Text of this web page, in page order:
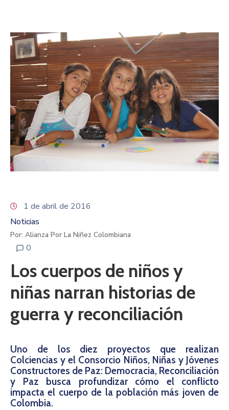
1 de abril de 2016
Noticias
Por: Alianza Por La Niñez Colombiana
0
Los cuerpos de niños y
niñas narran historias de
guerra y reconciliación
Uno de los diez proyectos que realizan
Colciencias y el Consorcio Niños, Niñas y Jóvenes
Constructores de Paz: Democracia, Reconciliación
y Paz busca profundizar cómo el conflicto
impacta el cuerpo de la población más joven de
Colombia.